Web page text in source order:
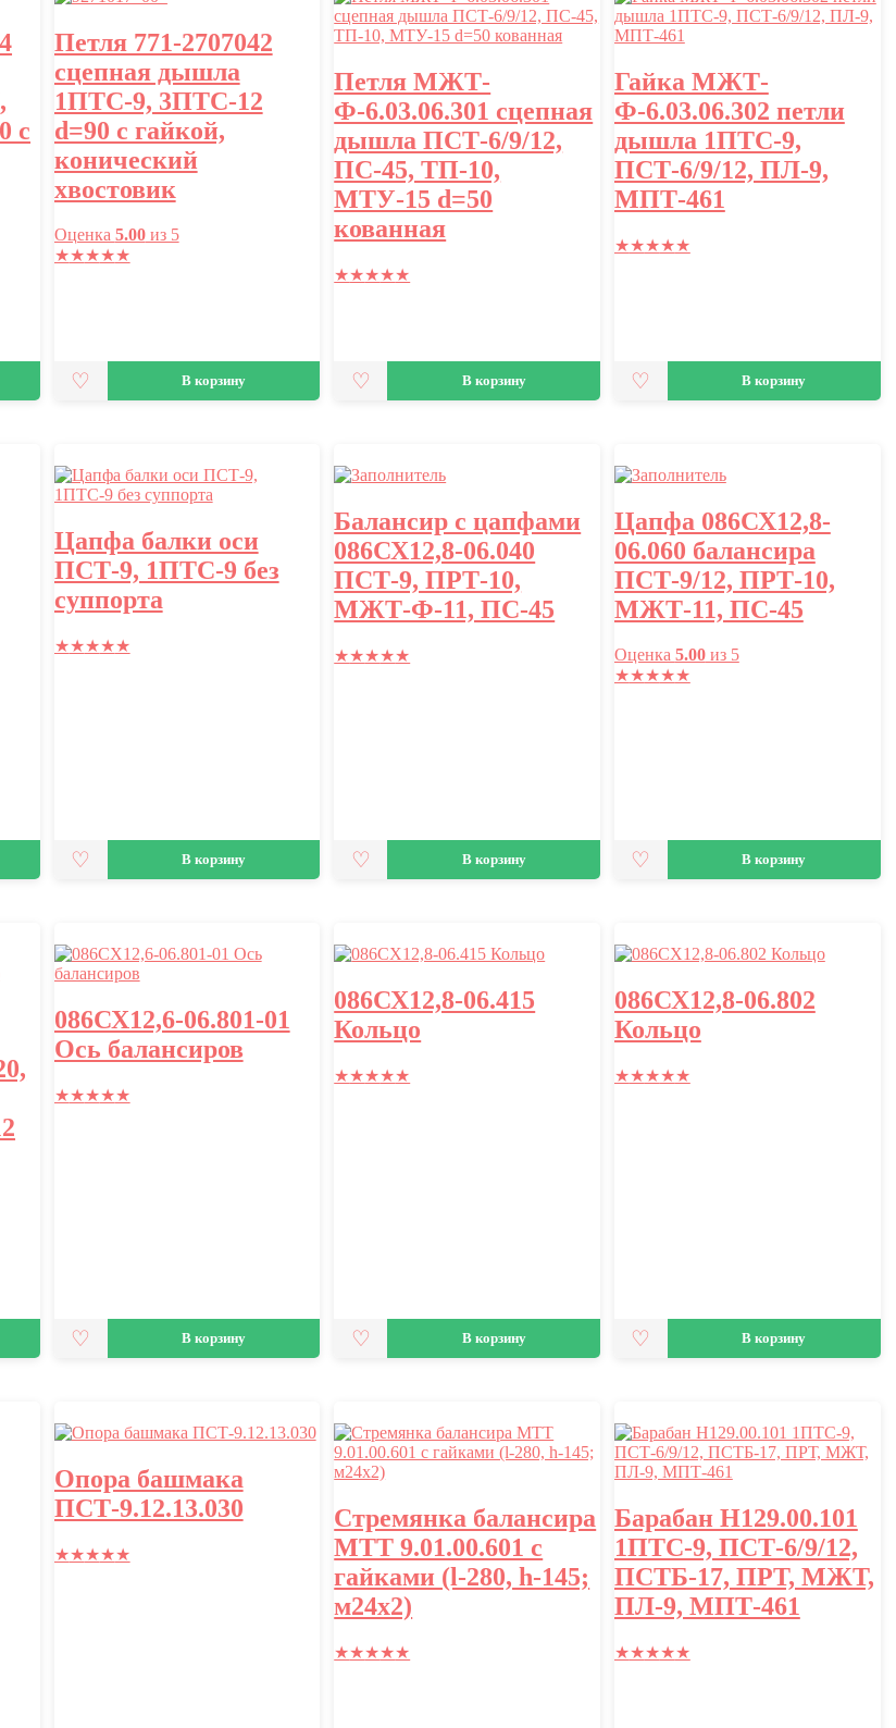
с
Петля 771-2707042
сцепная дышла
1ПТС-9, 3ПТС-12
d=90 с гайкой,
конический
хвостовик
Оценка 5.00из 5
★★★★★
В корзину
Петля МЖТ-
Ф-6.03.06.301 сцепная
дышла ПСТ-6/9/12,
ПС-45, ТП-10,
МТУ-15 d=50
кованная
★★★★★
В корзину
Гайка МЖТ-
Ф-6.03.06.302 петли
дышла 1ПТС-9,
ПСТ-6/9/12, ПЛ-9,
МПТ-461
★★★★★
В корзину
Цапфа балки оси
ПСТ-9, 1ПТС-9 без
суппорта
★★★★★
В корзину
Балансир с цапфами
086СХ12,8-06.040
ПСТ-9, ПРТ-10,
МЖТ-Ф-11, ПС-45
★★★★★
В корзину
Цапфа 086СХ12,8-
06.060 балансира
ПСТ-9/12, ПРТ-10,
МЖТ-11, ПС-45
Оценка 5.00из 5
★★★★★
В корзину
086СХ12,6-06.801-01
Ось балансиров
★★★★★
В корзину
086СХ12,8-06.415
Кольцо
★★★★★
В корзину
086СХ12,8-06.802
Кольцо
★★★★★
В корзину
Опора башмака
ПСТ-9.12.13.030
★★★★★
Стремянка балансира
МТТ 9.01.00.601 с
гайками (l-280, h-145;
м24х2)
★★★★★
Барабан Н129.00.101
1ПТС-9, ПСТ-6/9/12,
ПСТБ-17, ПРТ, МЖТ,
ПЛ-9, МПТ-461
★★★★★